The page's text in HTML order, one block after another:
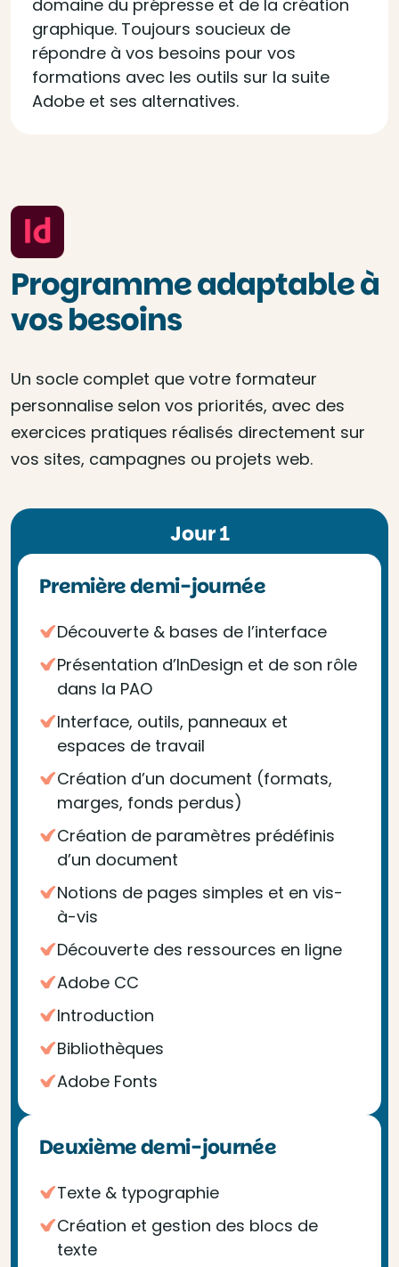
domaine du prépresse et de la création
graphique. Toujours soucieux de
répondre à vos besoins pour vos
formations avec les outils sur la suite
Adobe et ses alternatives.
Programme adaptable à
vos besoins
Un socle complet que votre formateur
personnalise selon vos priorités, avec des
exercices pratiques réalisés directement sur
vos sites, campagnes ou projets web.
Jour 1
Première demi-journée
Découverte & bases de l’interface
Présentation d’InDesign et de son rôle
dans la PAO
Interface, outils, panneaux et
espaces de travail
Création d’un document (formats,
marges, fonds perdus)
Création de paramètres prédéfinis
d’un document
Notions de pages simples et en vis-
à-vis
Découverte des ressources en ligne
Adobe CC
Introduction
Bibliothèques
Adobe Fonts
Deuxième demi-journée
Texte & typographie
Création et gestion des blocs de
texte